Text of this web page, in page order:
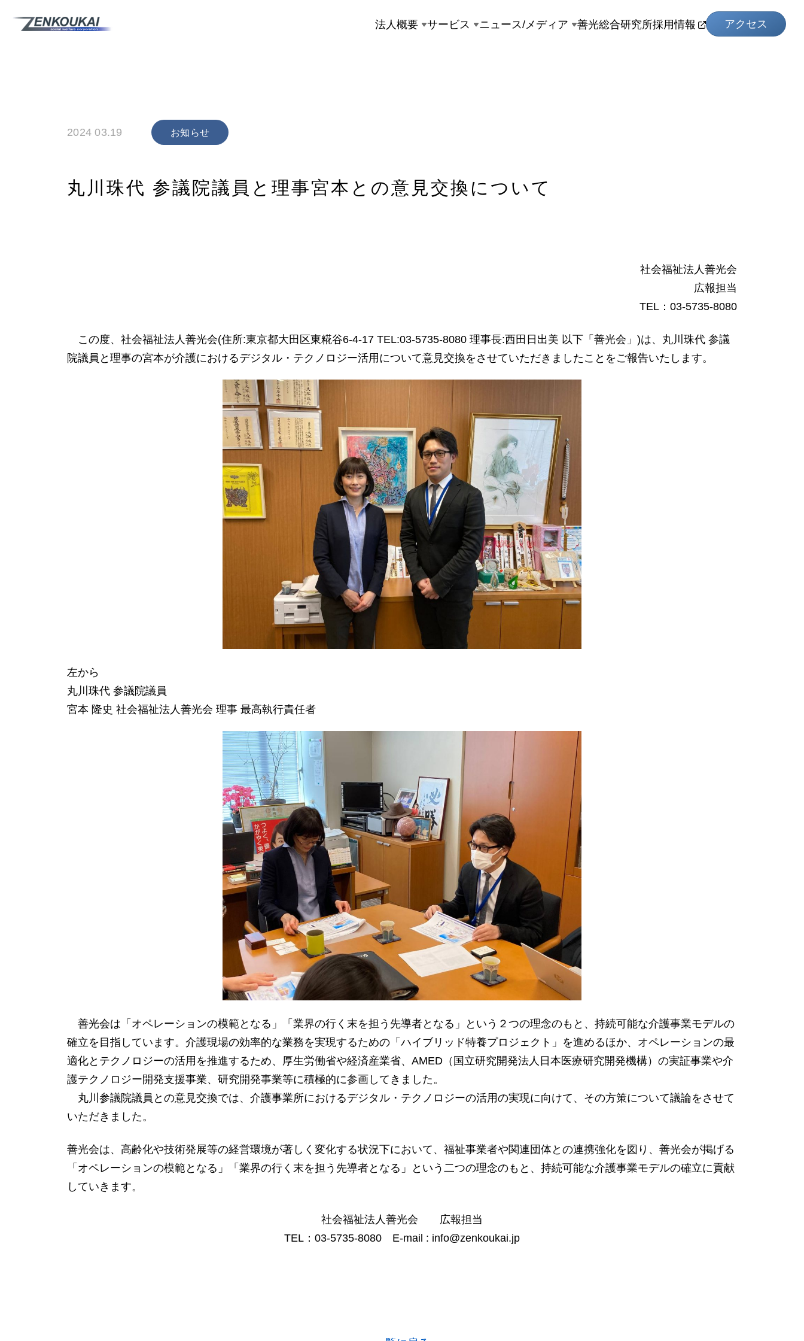
法人概要 サービス ニュース/メディア 善光総合研究所採用情報 アクセス
2024 03.19 お知らせ
丸川珠代 参議院議員と理事宮本との意見交換について
社会福祉法人善光会
広報担当
TEL：03-5735-8080
この度、社会福祉法人善光会(住所:東京都大田区東糀谷6-4-17 TEL:03-5735-8080 理事長:西田日出美 以下「善光会」)は、丸川珠代 参議
院議員と理事の宮本が介護におけるデジタル・テクノロジー活用について意見交換をさせていただきましたことをご報告いたします。
左から
丸川珠代 参議院議員
宮本 隆史 社会福祉法人善光会 理事 最高執行責任者
善光会は「オペレーションの模範となる」「業界の行く末を担う先導者となる」という２つの理念のもと、持続可能な介護事業モデルの
確立を目指しています。介護現場の効率的な業務を実現するための「ハイブリッド特養プロジェクト」を進めるほか、オペレーションの最
適化とテクノロジーの活用を推進するため、厚生労働省や経済産業省、AMED（国立研究開発法人日本医療研究開発機構）の実証事業や介
護テクノロジー開発支援事業、研究開発事業等に積極的に参画してきました。
丸川参議院議員との意見交換では、介護事業所におけるデジタル・テクノロジーの活用の実現に向けて、その方策について議論をさせて
いただきました。
善光会は、高齢化や技術発展等の経営環境が著しく変化する状況下において、福祉事業者や関連団体との連携強化を図り、善光会が掲げる
「オペレーションの模範となる」「業界の行く末を担う先導者となる」という二つの理念のもと、持続可能な介護事業モデルの確立に貢献
していきます。
社会福祉法人善光会 広報担当
TEL：03-5735-8080 E-mail : info@zenkoukai.jp